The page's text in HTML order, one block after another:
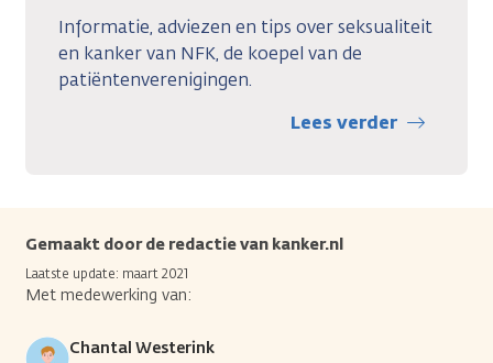
Informatie, adviezen en tips over seksualiteit
en kanker van NFK, de koepel van de
patiëntenverenigingen.
Lees verder
Gemaakt door de redactie van kanker.nl
Laatste update: maart 2021
Met medewerking van:
Chantal Westerink